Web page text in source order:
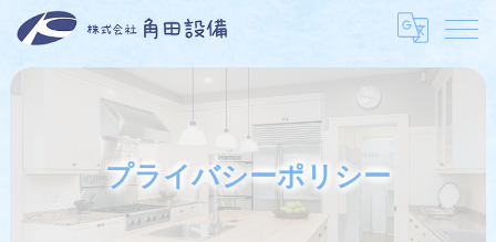
プライバシーポリシー